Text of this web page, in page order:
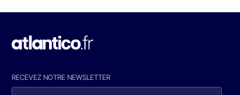
RECEVEZ NOTRE NEWSLETTER